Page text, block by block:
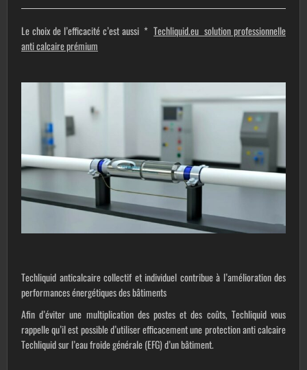
Le choix de l’efficacité c’est aussi *Techliquid.eu solution professionnelle
anti calcaire prémium
Techliquid anticalcaire collectif et individuel contribue à l’amélioration des
performances énergétiques des bâtiments
Afin d’éviter une multiplication des postes et des coûts, Techliquid vous
rappelle qu’il est possible d’utiliser efficacement une protection anti calcaire
Techliquid sur l’eau froide générale (EFG) d’un bâtiment.